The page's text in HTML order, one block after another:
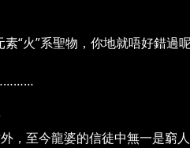
“火”系聖物，你地就唔好錯過
，至今龍婆的信徒中無一是窮人